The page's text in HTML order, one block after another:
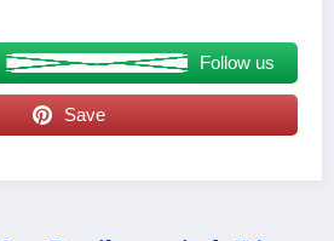
Follow us
Save